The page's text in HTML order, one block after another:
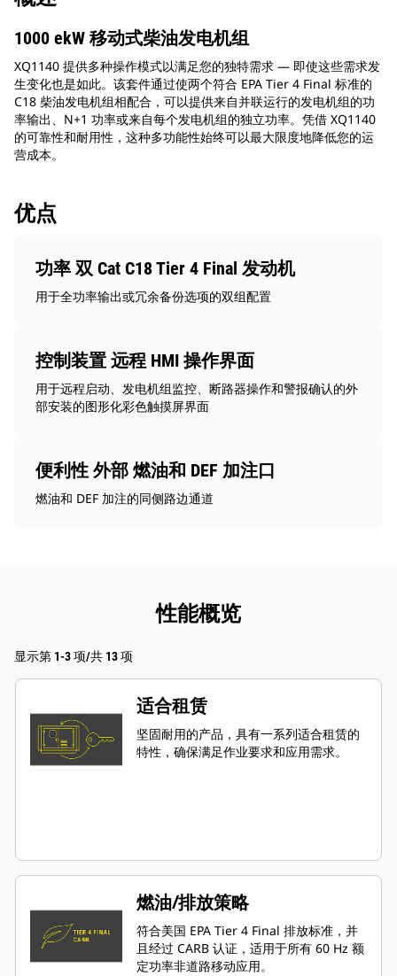
1000 ekW 移动式柴油发电机组
XQ1140 提供多种操作模式以满足您的独特需求 — 即使这些需求发
生变化也是如此。该套件通过使两个符合 EPA Tier 4 Final 标准的
C18 柴油发电机组相配合，可以提供来自并联运行的发电机组的功
率输出、N+1 功率或来自每个发电机组的独立功率。凭借 XQ1140
的可靠性和耐用性，这种多功能性始终可以最大限度地降低您的运
营成本。
优点
功率 双 Cat C18 Tier 4 Final 发动机
用于全功率输出或冗余备份选项的双组配置
控制装置 远程 HMI 操作界面
用于远程启动、发电机组监控、断路器操作和警报确认的外
部安装的图形化彩色触摸屏界面
便利性 外部 燃油和 DEF 加注口
燃油和 DEF 加注的同侧路边通道
性能概览
显示第 1-3 项/共 13 项
适合租赁
坚固耐用的产品，具有一系列适合租赁的
特性，确保满足作业要求和应用需求。
燃油/排放策略
符合美国 EPA Tier 4 Final 排放标准，并
且经过 CARB 认证，适用于所有 60 Hz 额
定功率非道路移动应用。